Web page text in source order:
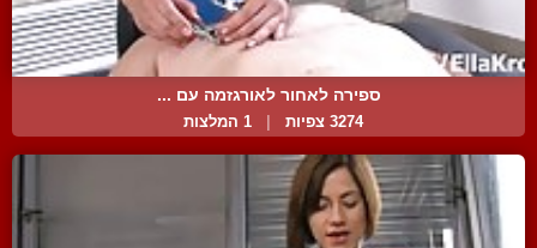
ספירה לאחור לאורגזמה עם ...
3274 צפיות 1 המלצות